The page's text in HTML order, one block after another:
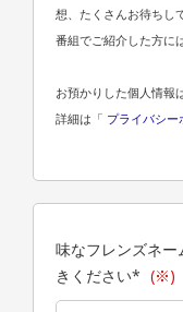
想、たくさんお待ちし
番組でご紹介した方に
お預かりした個人情報
詳細は「 プライバシー
味なフレンズネ
きください* (※)